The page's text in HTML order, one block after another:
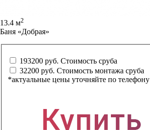
13.4 м2
Баня «Добрая»
193200 руб. Стоимость сруба
32200 руб. Стоимость монтажа сруба
*актуальные цены уточняйте по телефону